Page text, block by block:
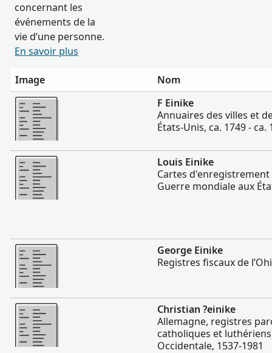
concernant les
événements de la
vie d’une personne.
En savoir plus
Image
Nom
Plus
F Einike
Annuaires des villes et
États-Unis, ca. 1749 - ca.
Plus
Louis Einike
Cartes
Guerre mondiale aux
Plus
George Einike
Registres fiscaux de
Plus
Christian ?einike
Allemagne, registres
catholiques et
Occidentale, 1537-1981